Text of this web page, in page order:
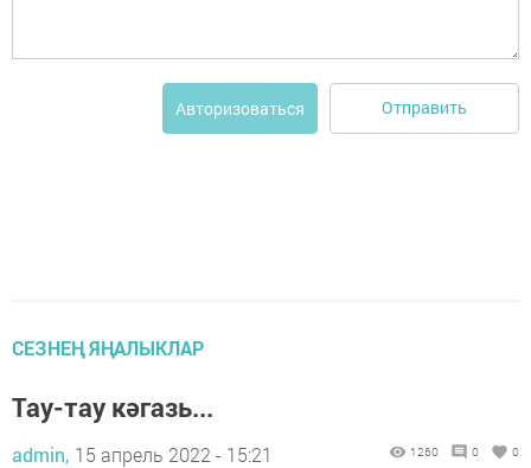
Авторизоваться Отправить
СЕЗНЕҢ ЯҢАЛЫКЛАР
Тау-тау кәгазь...
admin, 15 апрель 2022 - 15:21 1260 0 0